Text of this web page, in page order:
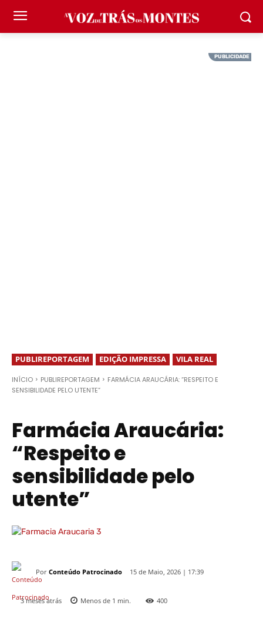
PUBLIREPORTAGEM EDIÇÃO IMPRESSA VILA REAL
INÍCIO PUBLIREPORTAGEM
FARMÁCIA ARAUCÁRIA: “RESPEITO E
SENSIBILIDADE PELO UTENTE”
Farmácia Araucária:
“Respeito e
sensibilidade pelo
utente”
Por Conteúdo Patrocinado 15 de Maio, 2026 | 17:39
3 meses atrás Menos de 1 min. 400